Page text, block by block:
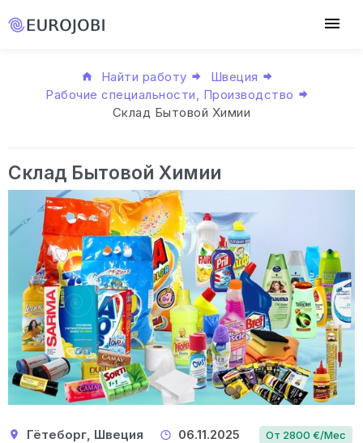
Найти работу
Швеция
Рабочие специальности, Производство
Склад Бытовой Химии
Склад Бытовой Химии
Гётеборг, Швеция 06.11.2025 От 2800 €/Мес